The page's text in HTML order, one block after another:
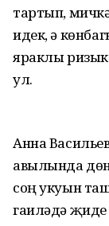
тартып,
идек, ә
яраклы
ул.
Анна
авылында
соң укуын
гаиләдә җиде